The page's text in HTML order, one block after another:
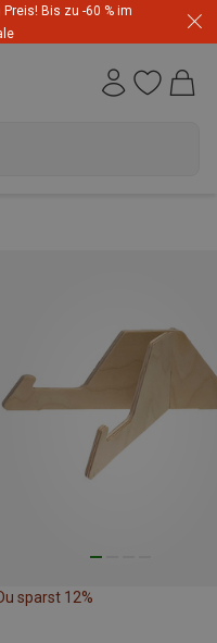
Bis zu -60 % im
sparst 12%